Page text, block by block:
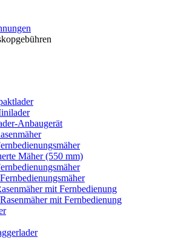
Anbaugerät
Mäher (550 mm)
mit Fernbedienung
mit Fernbedienung